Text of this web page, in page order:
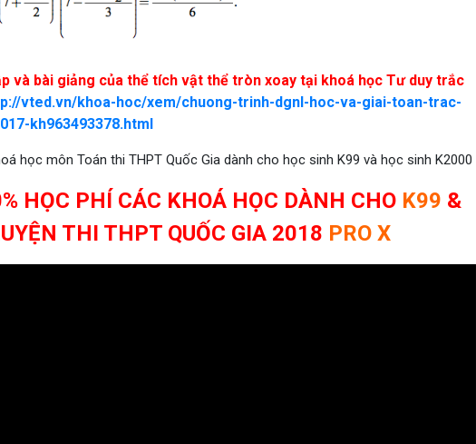
và bài giảng của thể tích vật thể tròn xoay tại khoá học Tư duy trắc
vted.vn/khoa-hoc/xem/chuong-trinh-dgnl-hoc-va-giai-toan-trac-
kh963493378.html
học môn Toán thi THPT Quốc Gia dành cho học sinh K99 và học sinh K2000
HỌC PHÍ CÁC KHOÁ HỌC DÀNH CHO K99 &
THI THPT QUỐC GIA 2018 PRO X